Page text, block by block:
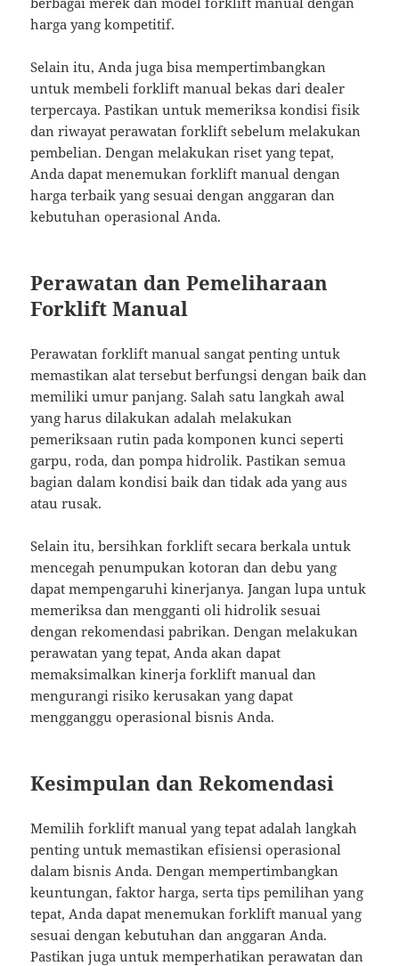
harga yang kompetitif.
Selain itu, Anda juga bisa mempertimbangkan
untuk membeli forklift manual bekas dari dealer
terpercaya. Pastikan untuk memeriksa kondisi fisik
dan riwayat perawatan forklift sebelum melakukan
pembelian. Dengan melakukan riset yang tepat,
Anda dapat menemukan forklift manual dengan
harga terbaik yang sesuai dengan anggaran dan
kebutuhan operasional Anda.
Perawatan dan Pemeliharaan
Forklift Manual
Perawatan forklift manual sangat penting untuk
memastikan alat tersebut berfungsi dengan baik dan
memiliki umur panjang. Salah satu langkah awal
yang harus dilakukan adalah melakukan
pemeriksaan rutin pada komponen kunci seperti
garpu, roda, dan pompa hidrolik. Pastikan semua
bagian dalam kondisi baik dan tidak ada yang aus
atau rusak.
Selain itu, bersihkan forklift secara berkala untuk
mencegah penumpukan kotoran dan debu yang
dapat mempengaruhi kinerjanya. Jangan lupa untuk
memeriksa dan mengganti oli hidrolik sesuai
dengan rekomendasi pabrikan. Dengan melakukan
perawatan yang tepat, Anda akan dapat
memaksimalkan kinerja forklift manual dan
mengurangi risiko kerusakan yang dapat
mengganggu operasional bisnis Anda.
Kesimpulan dan Rekomendasi
Memilih forklift manual yang tepat adalah langkah
penting untuk memastikan efisiensi operasional
dalam bisnis Anda. Dengan mempertimbangkan
keuntungan, faktor harga, serta tips pemilihan yang
tepat, Anda dapat menemukan forklift manual yang
sesuai dengan kebutuhan dan anggaran Anda.
Pastikan juga untuk memperhatikan perawatan dan